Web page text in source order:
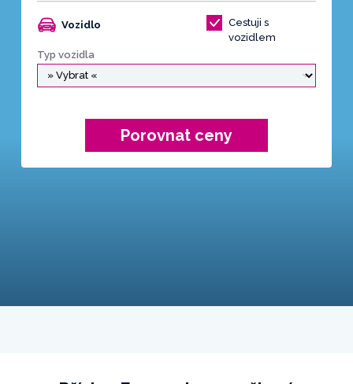
Vozidlo
Cestuji s
vozidlem
Typ vozidla
Porovnat ceny